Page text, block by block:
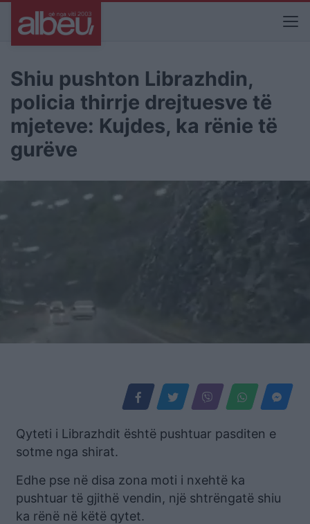
Shiu pushton Librazhdin,
policia thirrje drejtuesve të
mjeteve: Kujdes, ka rënie të
gurëve
Qyteti i Librazhdit është pushtuar pasditen e
sotme nga shirat.
Edhe pse në disa zona moti i nxehtë ka
pushtuar të gjithë vendin, një shtrëngatë shiu
ka rënë në këtë qytet.